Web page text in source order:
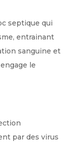
septique qui
entrainant
sanguine et
le
par des virus